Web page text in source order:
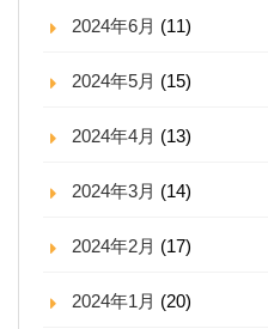
2024年6月 (11)
2024年5月 (15)
2024年4月 (13)
2024年3月 (14)
2024年2月 (17)
2024年1月 (20)